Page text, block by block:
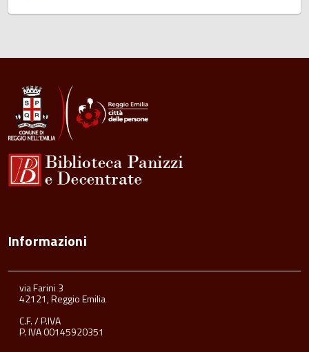
Informazioni
via Farini 3
42121, Reggio Emilia
C.F. / P.IVA
P. IVA 00145920351